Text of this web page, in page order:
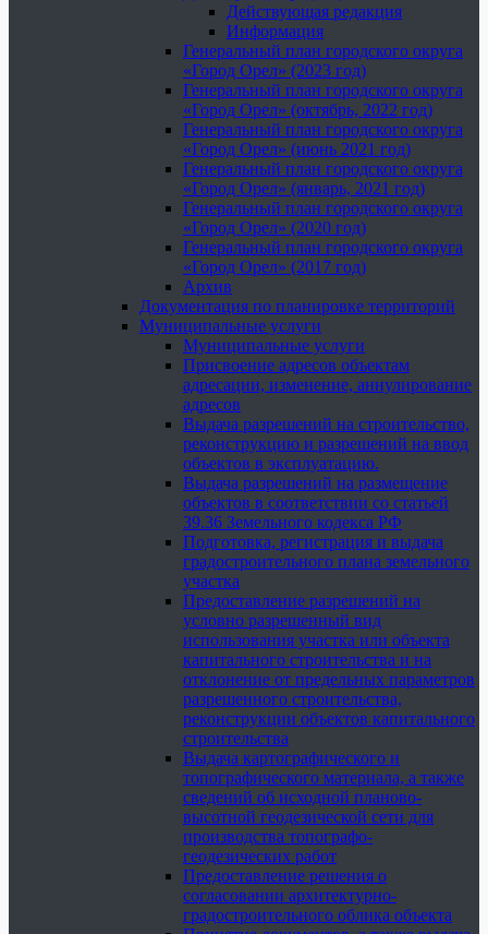
Действующая редакция
Информация
Генеральный план городского округа
«Город Орел» (2023 год)
Генеральный план городского округа
«Город Орел» (октябрь, 2022 год)
Генеральный план городского округа
«Город Орел» (июнь 2021 год)
Генеральный план городского округа
«Город Орел» (январь, 2021 год)
Генеральный план городского округа
«Город Орел» (2020 год)
Генеральный план городского округа
«Город Орел» (2017 год)
Архив
Документация по планировке территорий
Муниципальные услуги
Муниципальные услуги
Присвоение адресов объектам
адресации, изменение, аннулирование
адресов
Выдача разрешений на строительство,
реконструкцию и разрешений на ввод
объектов в эксплуатацию.
Выдача разрешений на размещение
объектов в соответствии со статьей
39.36 Земельного кодекса РФ
Подготовка, регистрация и выдача
градостроительного плана земельного
участка
Предоставление разрешений на
условно разрешенный вид
использования участка или объекта
капитального строительства и на
отклонение от предельных параметров
разрешенного строительства,
реконструкции объектов капитального
строительства
Выдача картографического и
топографического материала, а также
сведений об исходной планово-
высотной геодезической сети для
производства топографо-
геодезических работ
Предоставление решения о
согласовании архитектурно-
градостроительного облика объекта